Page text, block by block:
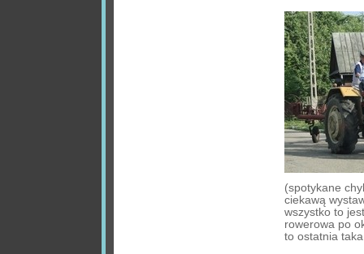
(spotykane
ciekawą
wszystko to
rowerowa po
to ostatnia